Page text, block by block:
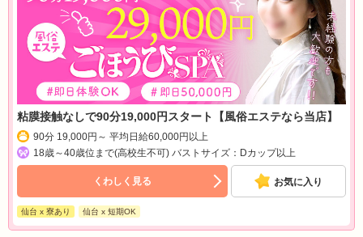
粘膜接触なしで90分19,000円スタート【風俗エステなら当店】
90分 19,000円～ 平均日給60,000円以上
18歳～40歳位まで(高校生不可) バストサイズ：Dカップ以上
くわしく見る お気に入り
仙台 x 寮あり 仙台 x 短期OK